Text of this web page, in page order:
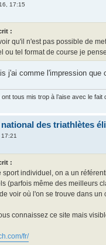
17:15
:
qu'il n'est pas possible de
ou tel format de course je
j'ai comme l'impression
tous mis trop à l’aise avec le
des triathlètes
:
sport individuel, on a un
(parfois même des meilleurs
voir où l'on se trouve dans
connaissez ce site mais
fr/